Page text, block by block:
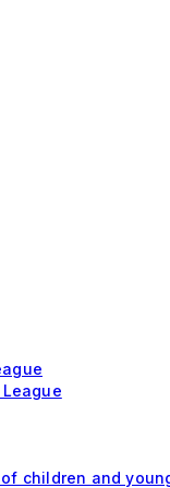
League
children and